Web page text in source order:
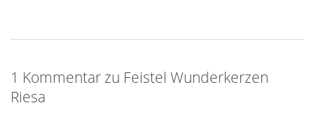
1 Kommentar zu Feistel Wunderkerzen
Riesa